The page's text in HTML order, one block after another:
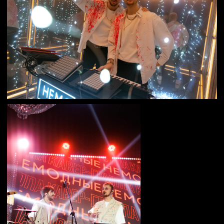
Делают праздник
общим
Немодные помогают собрать
близких в одном настроении
и сделать вечер по-настоящему
запоминающимся.
Ну всё, бронирую
НЕМОДНЫХ!
Посмотреть